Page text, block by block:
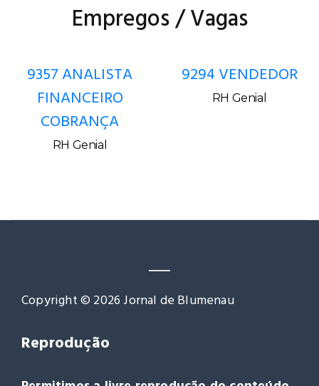
Empregos / Vagas
9357 ANALISTA
FINANCEIRO
COBRANÇA
RH Genial
9294 VENDEDOR
RH Genial
Copyright © 2026 Jornal de Blumenau
Reprodução